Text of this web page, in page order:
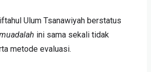
Ulum Tsanawiyah berstatus
ini sama sekali tidak
metode evaluasi.